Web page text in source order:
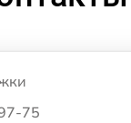
75